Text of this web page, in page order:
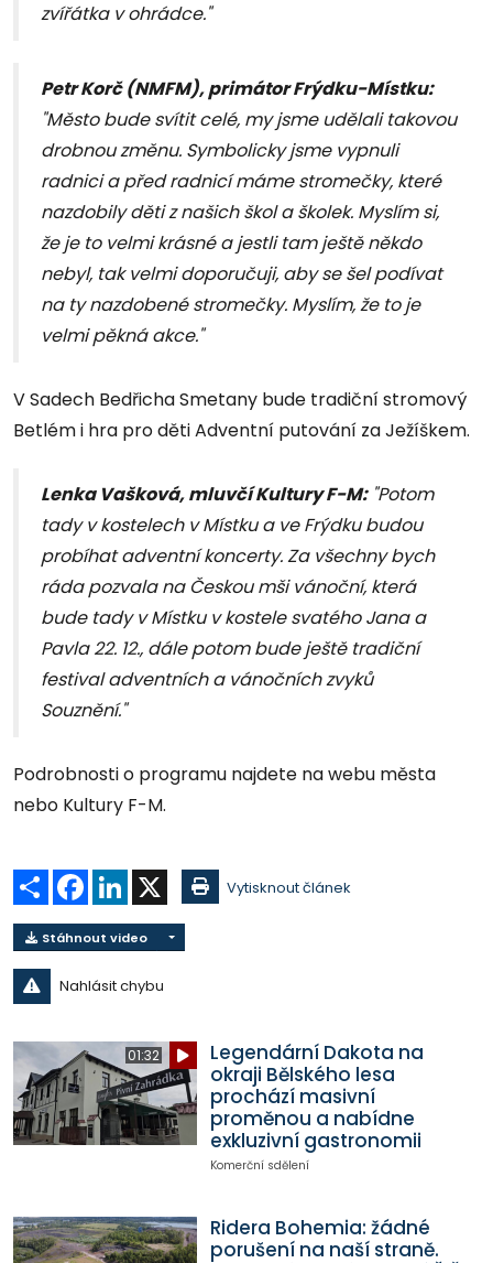
zvířátka v ohrádce."
Petr Korč (NMFM), primátor Frýdku-Místku:
"Město bude svítit celé, my jsme udělali takovou
drobnou změnu. Symbolicky jsme vypnuli
radnici a před radnicí máme stromečky, které
nazdobily děti z našich škol a školek. Myslím si,
že je to velmi krásné a jestli tam ještě někdo
nebyl, tak velmi doporučuji, aby se šel podívat
na ty nazdobené stromečky. Myslím, že to je
velmi pěkná akce."
V Sadech Bedřicha Smetany bude tradiční stromový
Betlém i hra pro děti Adventní putování za Ježíškem.
Lenka Vašková, mluvčí Kultury F-M:"Potom
tady v kostelech v Místku a ve Frýdku budou
probíhat adventní koncerty. Za všechny bych
ráda pozvala na Českou mši vánoční, která
bude tady v Místku v kostele svatého Jana a
Pavla 22. 12., dále potom bude ještě tradiční
festival adventních a vánočních zvyků
Souznění."
Podrobnosti o programu najdete na webu města
nebo Kultury F-M.
Sdílet Facebook
LinkedIn Vytisknout článek
Stáhnout video
Nahlásit chybu
01:32
Legendární Dakota na
okraji Bělského lesa
prochází masivní
proměnou a nabídne
exkluzivní gastronomii
Komerční sdělení
Ridera Bohemia: žádné
porušení na naší straně.